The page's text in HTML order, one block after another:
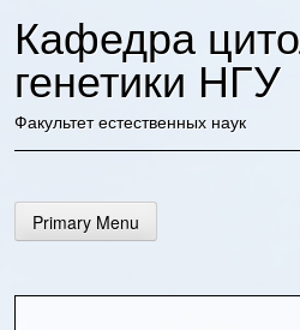
content
Кафедра
генетики НГУ
Факультет естественных наук
Primary Menu